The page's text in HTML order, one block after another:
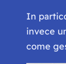
In
invece
come